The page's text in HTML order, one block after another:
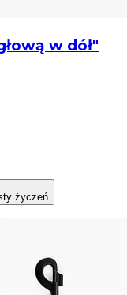
w dół"
życzeń